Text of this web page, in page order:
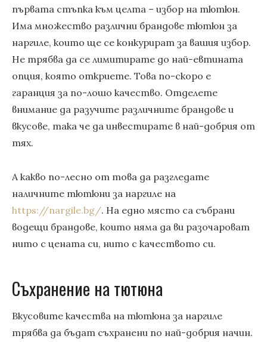
първата стъпка към целта – избор на тютюн.
Има множество различни брандове тютюн за
наргиле, които ще се конкурират за вашия избор.
Не трябва да се лимитирате до най-евтината
опция, която откриете. Това по-скоро е
гаранция за по-лошо качество. Отделете
внимание да разучите различните брандове и
вкусове, така че да инвестирате в най-добрия от
тях.
А какво по-лесно от това да разгледате
наличните тютюни за наргиле на
https://nargile.bg/. На едно място са събрани
водещи брандове, които няма да ви разочароват
нито с цената си, нито с качеството си.
Съхранение на тютюна
Вкусовите качества на тютюна за наргиле
трябва да бъдат съхранени по най-добрия начин.